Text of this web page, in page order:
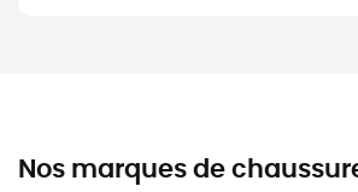
Nos marques de